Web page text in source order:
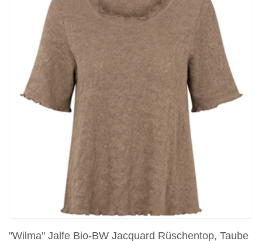
"Wilma" Jalfe Bio-BW Jacquard Rüschentop, Taube